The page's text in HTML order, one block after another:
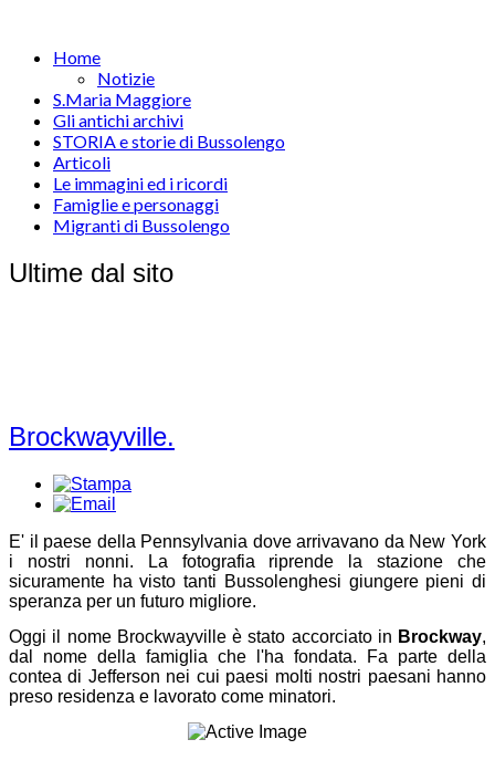
Home
Notizie
S.Maria Maggiore
Gli antichi archivi
STORIA e storie di Bussolengo
Articoli
Le immagini ed i ricordi
Famiglie e personaggi
Migranti di Bussolengo
Ultime dal sito
Brockwayville.
E' il paese della Pennsylvania dove arrivavano da New York
i nostri nonni. La fotografia riprende la stazione che
sicuramente ha visto tanti Bussolenghesi giungere pieni di
speranza per un futuro migliore.
Oggi il nome Brockwayville è stato accorciato in Brockway,
dal nome della famiglia che l'ha fondata. Fa parte della
contea di Jefferson nei cui paesi molti nostri paesani hanno
preso residenza e lavorato come minatori.